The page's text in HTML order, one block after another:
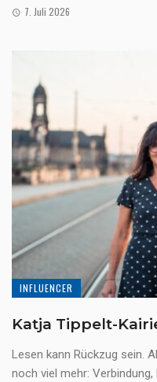
7. Juli 2026
INFLUENCER
Katja Tippelt-
Lesen kann Rückzug sein.
noch viel mehr: Verbindung,